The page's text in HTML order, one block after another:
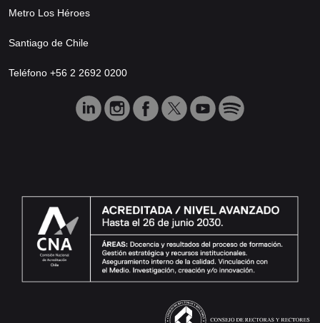
Metro Los Héroes
Santiago de Chile
Teléfono +56 2 2692 0200